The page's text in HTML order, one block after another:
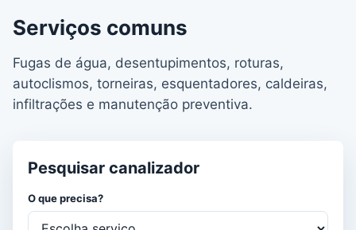
Serviços comuns
Fugas de água, desentupimentos, roturas,
autoclismos, torneiras, esquentadores, caldeiras,
infiltrações e manutenção preventiva.
Pesquisar canalizador
O que precisa?